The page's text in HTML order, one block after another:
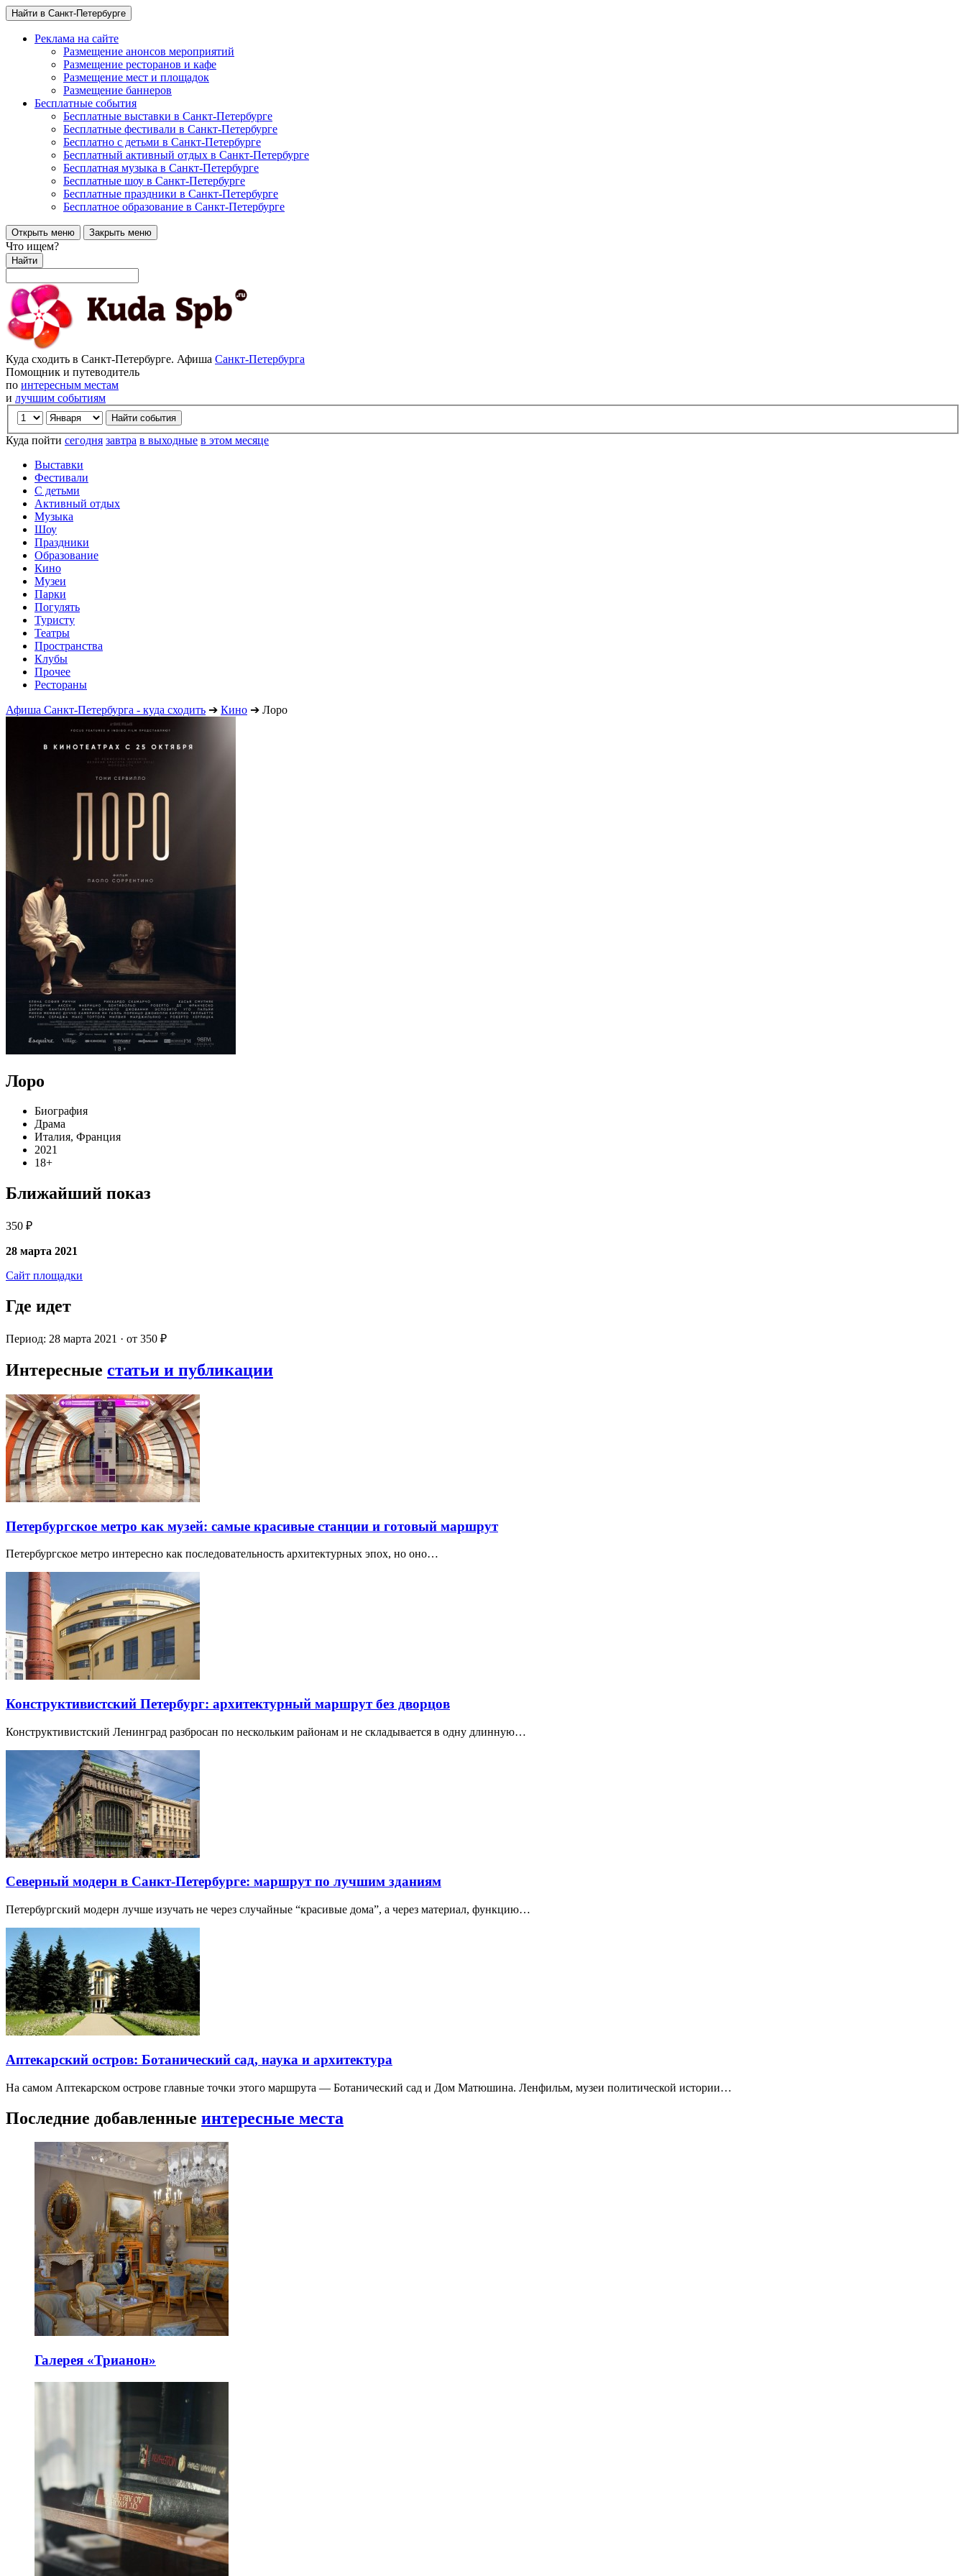
Найти в Санкт-Петербурге
Реклама на сайте
Размещение анонсов мероприятий
Размещение ресторанов и кафе
Размещение мест и площадок
Размещение баннеров
Бесплатные события
Бесплатные выставки в Санкт-Петербурге
Бесплатные фестивали в Санкт-Петербурге
Бесплатно с детьми в Санкт-Петербурге
Бесплатный активный отдых в Санкт-Петербурге
Бесплатная музыка в Санкт-Петербурге
Бесплатные шоу в Санкт-Петербурге
Бесплатные праздники в Санкт-Петербурге
Бесплатное образование в Санкт-Петербурге
Открыть меню Закрыть меню
Что ищем?
Найти
Куда сходить в Санкт-Петербурге. Афиша Санкт-Петербурга
Помощник и путеводитель
по интересным местам
и лучшим событиям
Куда пойти сегодня завтра в выходные в этом месяце
Выставки
Фестивали
С детьми
Активный отдых
Музыка
Шоу
Праздники
Образование
Кино
Музеи
Парки
Погулять
Туристу
Театры
Пространства
Клубы
Прочее
Рестораны
Афиша Санкт-Петербурга - куда сходить ➔ Кино ➔ Лоро
Лоро
Биография
Драма
Италия, Франция
2021
18+
Ближайший показ
350 ₽
28 марта 2021
Сайт площадки
Где идет
Период: 28 марта 2021 · от 350 ₽
Интересные статьи и публикации
Петербургское метро как музей: самые красивые станции и готовый маршрут
Петербургское метро интересно как последовательность архитектурных эпох, но оно…
Конструктивистский Петербург: архитектурный маршрут без дворцов
Конструктивистский Ленинград разбросан по нескольким районам и не складывается в одну длинную…
Северный модерн в Санкт-Петербурге: маршрут по лучшим зданиям
Петербургский модерн лучше изучать не через случайные “красивые дома”, а через материал, функцию…
Аптекарский остров: Ботанический сад, наука и архитектура
На самом Аптекарском острове главные точки этого маршрута — Ботанический сад и Дом Матюшина. Ленфильм, музеи политической истории…
Последние добавленные интересные места
Галерея «Трианон»